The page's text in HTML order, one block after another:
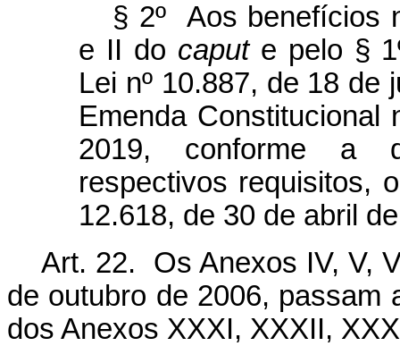
§ 2º Aos benefícios
e II do capute pelo §
Lei nº 10.887, de 18 de
Emenda Constitucional
2019, conforme a
respectivos requisitos,
12.618, de 30 de abril
Art. 22. Os Anexos IV, V,
de outubro de 2006, passam
dos Anexos XXXI, XXXII,